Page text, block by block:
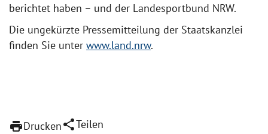
berichtet haben – und der Landesportbund NRW.
Die ungekürzte Pressemitteilung der Staatskanzlei
finden Sie unter www.land.nrw.
printDruckenshareTeilen